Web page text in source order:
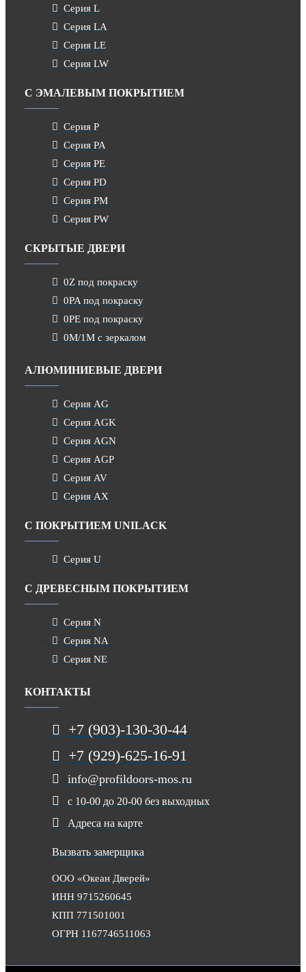
Серия L
Серия LA
Серия LE
Серия LW
С ЭМАЛЕВЫМ ПОКРЫТИЕМ
Серия P
Серия PA
Серия PE
Серия PD
Серия PM
Серия PW
СКРЫТЫЕ ДВЕРИ
0Z под покраску
0PA под покраску
0PE под покраску
0M/1M с зеркалом
АЛЮМИНИЕВЫЕ ДВЕРИ
Серия AG
Серия AGK
Серия AGN
Серия AGP
Серия AV
Серия AX
С ПОКРЫТИЕМ UNILACK
Серия U
С ДРЕВЕСНЫМ ПОКРЫТИЕМ
Серия N
Серия NA
Серия NE
КОНТАКТЫ
+7 (903)-130-30-44
+7 (929)-625-16-91
info@profildoors-mos.ru
с 10-00 до 20-00 без выходных
Адреса на карте
Вызвать замерщика
ООО «Океан Дверей»
ИНН 9715260645
КПП 771501001
ОГРН 1167746511063